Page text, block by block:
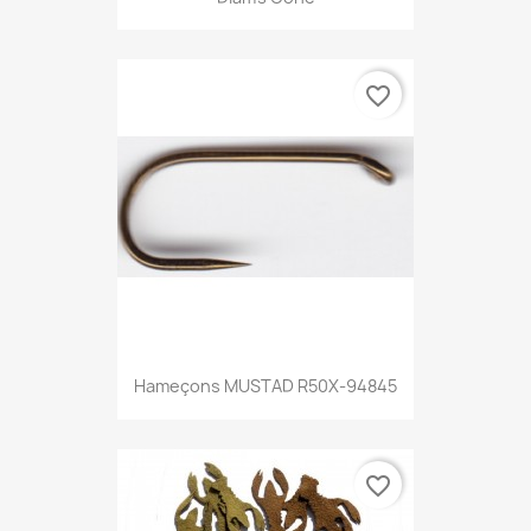
Hameçons MUSTAD R50X-94845
favorite_border
favorite_border